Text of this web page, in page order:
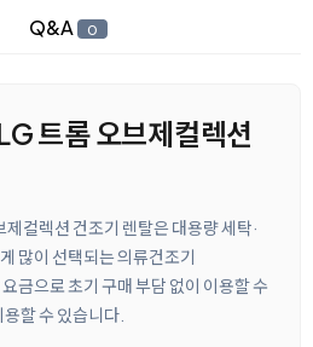
Q&A 0
트롬 오브제컬렉션
컬렉션 건조기 렌탈은 대용량 세탁·
많이 선택되는 의류건조기
금으로 초기 구매 부담 없이 이용할 수
할 수 있습니다.